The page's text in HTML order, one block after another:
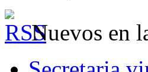
Nuevos en